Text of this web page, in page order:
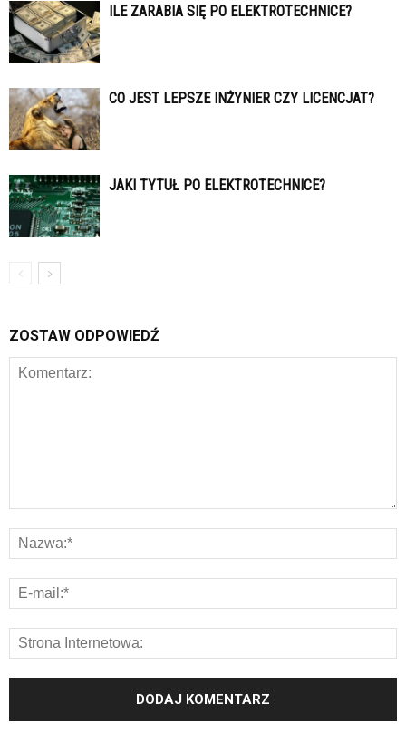
ILE ZARABIA SIĘ PO ELEKTROTECHNICE?
CO JEST LEPSZE INŻYNIER CZY LICENCJAT?
JAKI TYTUŁ PO ELEKTROTECHNICE?
ZOSTAW ODPOWIEDŹ